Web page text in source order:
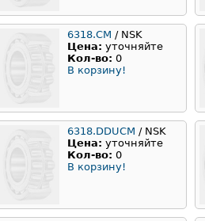
6318.CM / NSK
Цена: уточняйте
Кол-во: 0
В корзину!
6318.DDUCM / NSK
Цена: уточняйте
Кол-во: 0
В корзину!